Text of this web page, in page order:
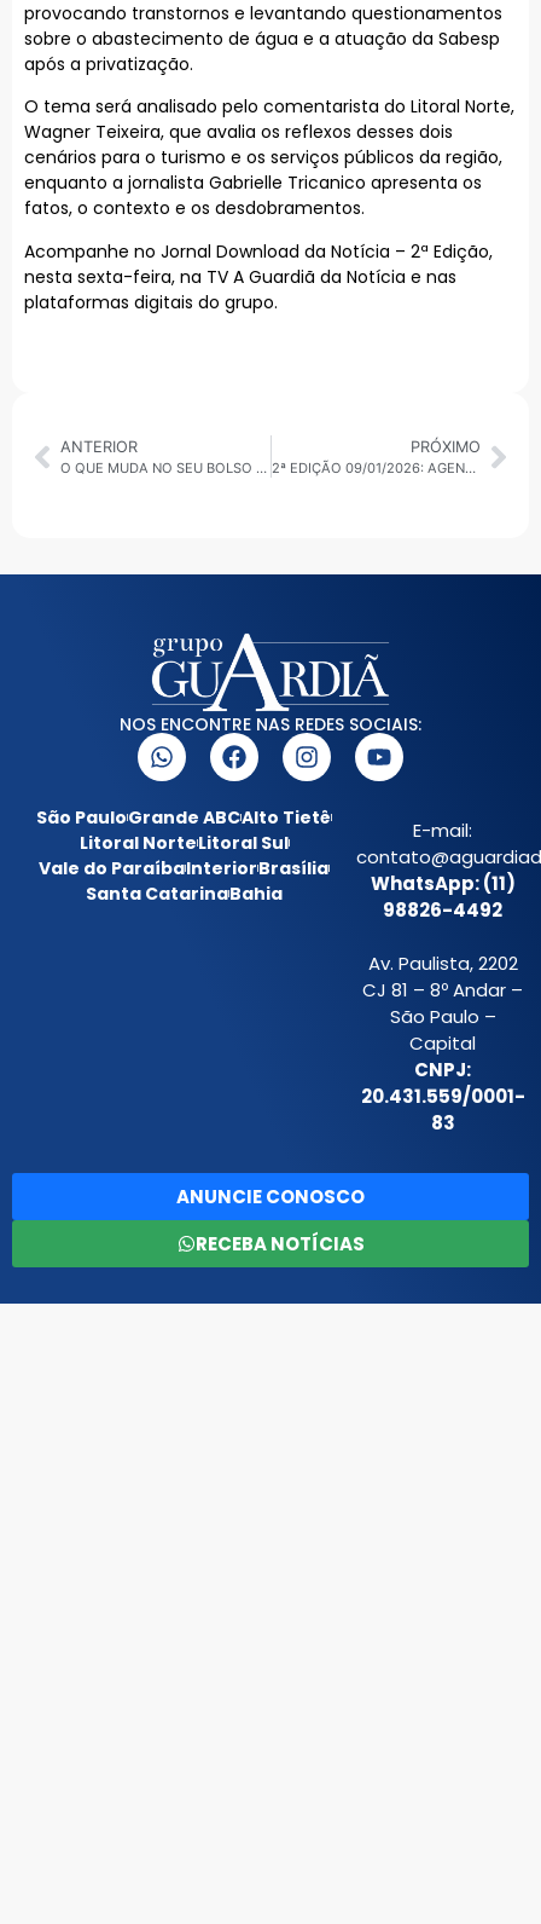
provocando transtornos e levantando questionamentos
sobre o abastecimento de água e a atuação da Sabesp
após a privatização.
O tema será analisado pelo comentarista do Litoral Norte,
Wagner Teixeira, que avalia os reflexos desses dois
cenários para o turismo e os serviços públicos da região,
enquanto a jornalista Gabrielle Tricanico apresenta os
fatos, o contexto e os desdobramentos.
Acompanhe no Jornal Download da Notícia – 2ª Edição,
nesta sexta-feira, na TV A Guardiã da Notícia e nas
plataformas digitais do grupo.
ANTERIOR
O QUE MUDA NO SEU BOLSO COM O ACORDO UE–MERCOSUL?
PRÓXIMO
2ª EDIÇÃO 09/01/2026: AGENDA INTERNACIONAL, POLÍTICA E SERVIÇOS PÚBLICOS EM DESTAQUE
NOS ENCONTRE NAS REDES SOCIAIS:
São PauloGrande ABCAlto Tietê
Litoral NorteLitoral Sul
Vale do ParaíbaInteriorBrasília
Santa CatarinaBahia
E-mail:
WhatsApp: (11)
98826-4492
Av. Paulista, 2202
CJ 81 – 8º Andar –
São Paulo –
Capital
CNPJ:
20.431.559/0001-
83
ANUNCIE CONOSCO
RECEBA NOTÍCIAS